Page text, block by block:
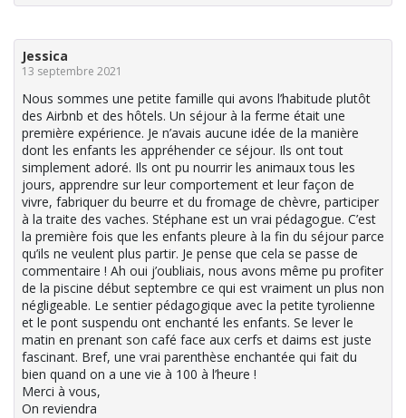
Jessica
13 septembre 2021
Nous sommes une petite famille qui avons l’habitude plutôt
des Airbnb et des hôtels. Un séjour à la ferme était une
première expérience. Je n’avais aucune idée de la manière
dont les enfants les appréhender ce séjour. Ils ont tout
simplement adoré. Ils ont pu nourrir les animaux tous les
jours, apprendre sur leur comportement et leur façon de
vivre, fabriquer du beurre et du fromage de chèvre, participer
à la traite des vaches. Stéphane est un vrai pédagogue. C’est
la première fois que les enfants pleure à la fin du séjour parce
qu’ils ne veulent plus partir. Je pense que cela se passe de
commentaire ! Ah oui j’oubliais, nous avons même pu profiter
de la piscine début septembre ce qui est vraiment un plus non
négligeable. Le sentier pédagogique avec la petite tyrolienne
et le pont suspendu ont enchanté les enfants. Se lever le
matin en prenant son café face aux cerfs et daims est juste
fascinant. Bref, une vrai parenthèse enchantée qui fait du
bien quand on a une vie à 100 à l’heure !
Merci à vous,
On reviendra